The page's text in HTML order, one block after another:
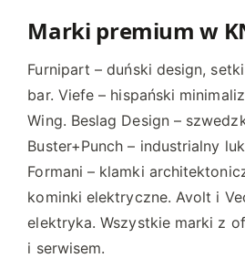
Marki premium w
Furnipart – duński design,
bar. Viefe – hispański
Wing. Beslag Design –
Buster+Punch – industrialny
Formani – klamki
kominki elektryczne. Avolt i
elektryka. Wszystkie marki z
i serwisem.